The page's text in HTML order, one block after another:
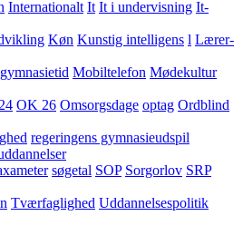
Internationalt It It i undervisning It-
Køn Kunstig intelligens l Lærer-
Mobiltelefon Mødekultur
OK 26 Omsorgsdage optag Ordblind
regeringens gymnasieudspil
søgetal SOP Sorgorlov SRP
Tværfaglighed Uddannelsespolitik